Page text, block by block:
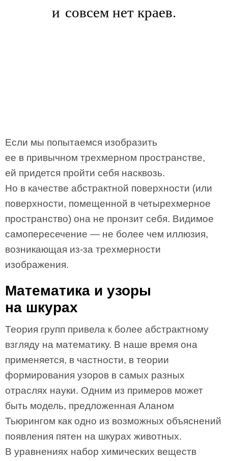
и совсем нет краев.
Если мы попытаемся изобразить
ее в привычном трехмерном пространстве,
ей придется пройти себя насквозь.
Но в качестве абстрактной поверхности (или
поверхности, помещенной в четырехмерное
пространство) она не пронзит себя. Видимое
самопересечение — не более чем иллюзия,
возникающая из-за трехмерности
изображения.
Математика и узоры
на шкурах
Теория групп привела к более абстрактному
взгляду на математику. В наше время она
применяется, в частности, в теории
формирования узоров в самых разных
отраслях науки. Одним из примеров может
быть модель, предложенная Аланом
Тьюрингом как одно из возможных объяснений
появления пятен на шкурах животных.
В уравнениях набор химических веществ